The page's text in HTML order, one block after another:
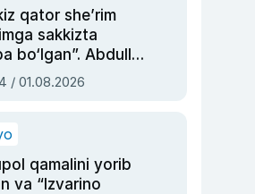
qator she’rim
sakkizta
bo‘lgan”. Abdulla
siyosiy
asrab
/ 01.08.2026
qamalini yorib
va “Izvarino